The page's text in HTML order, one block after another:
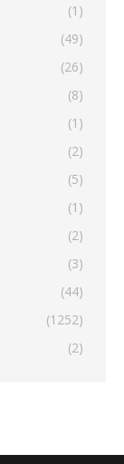
(1)
(49)
(26)
(8)
(1)
(2)
(5)
(1)
(2)
(3)
(44)
(1252)
(2)